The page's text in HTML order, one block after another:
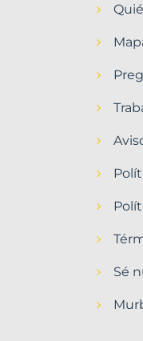
Palafrugell
Sé